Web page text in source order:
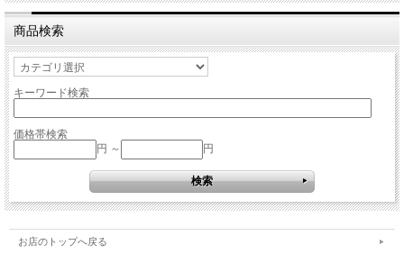
商品検索
キーワード検索
価格帯検索
円 ～
円
お店のトップへ戻る